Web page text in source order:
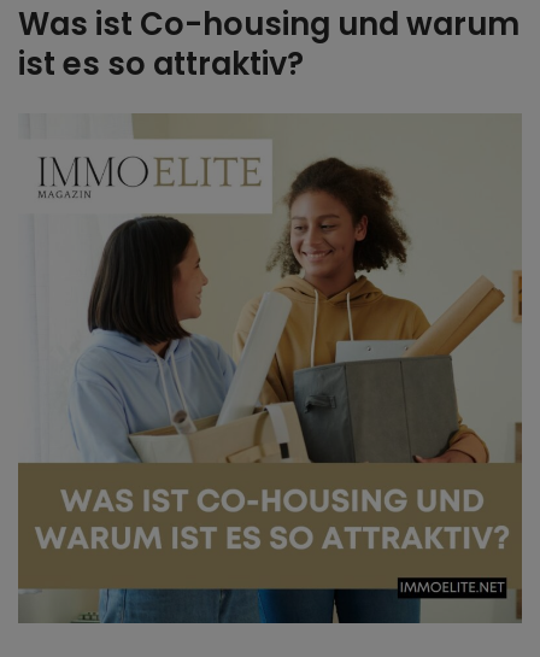
Was ist Co-housing und warum
ist es so attraktiv?